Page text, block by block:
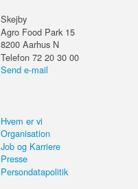
Skejby
Agro Food Park 15
8200 Aarhus N
Telefon 72 20 30 00
Send e-mail
Hvem er vi
Organisation
Job og Karriere
Presse
Persondatapolitik